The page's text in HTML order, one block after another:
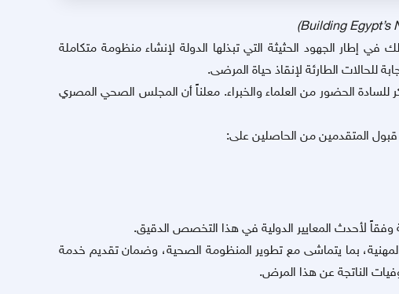
Building Egypt’s
)
إطار الجهود الحثيثة التي تبذلها الدولة لإنشاء منظومة متكاملة
للحالات الطارئة لإنقاذ حياة المرضى.
للسادة الحضور من العلماء والخبراء. معلناً أن المجلس الصحي المصري
قبول المتقدمين من الحاصلين على:
لأحدث المعايير الدولية في هذا التخصص الدقيق.
بما يتماشى مع تطوير المنظومة الصحية، وضمان تقديم خدمة
الناتجة عن هذا المرض.